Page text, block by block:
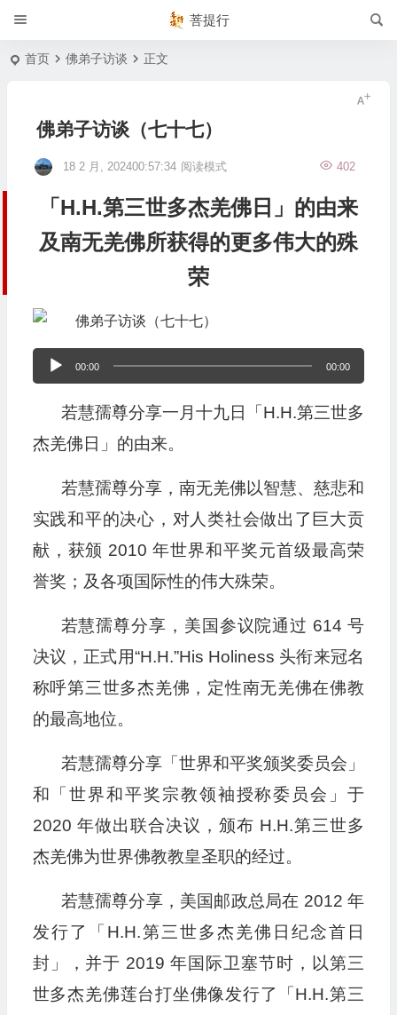
菩提行
首页 佛弟子访谈 正文
佛弟子访谈（七十七）
18 2 月, 202400:57:34 402
阅读模式
「H.H.第三世多杰羌佛日」的由来
及南无羌佛所获得的更多伟大的殊
荣
频
放
00:00 00:00
若慧孺尊分享一月十九日「H.H.第三世多
杰羌佛日」的由来。
若慧孺尊分享，南无羌佛以智慧、慈悲和
实践和平的决心，对人类社会做出了巨大贡
献，获颁 2010 年世界和平奖元首级最高荣
誉奖；及各项国际性的伟大殊荣。
若慧孺尊分享，美国参议院通过 614 号
决议，正式用“H.H.”His Holiness 头衔来冠名
称呼第三世多杰羌佛，定性南无羌佛在佛教
的最高地位。
若慧孺尊分享「世界和平奖颁奖委员会」
和「世界和平奖宗教领袖授称委员会」于
2020 年做出联合决议，颁布 H.H.第三世多
杰羌佛为世界佛教教皇圣职的经过。
若慧孺尊分享，美国邮政总局在 2012 年
发行了「H.H.第三世多杰羌佛日纪念首日
封」，并于 2019 年国际卫塞节时，以第三
世多杰羌佛莲台打坐佛像发行了「H.H.第三